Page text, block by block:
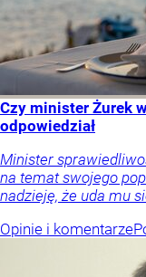
Czy minister Żurek
odpowiedział
Minister
na temat swojego
nadzieję, że uda mu
Opinie i komentarze